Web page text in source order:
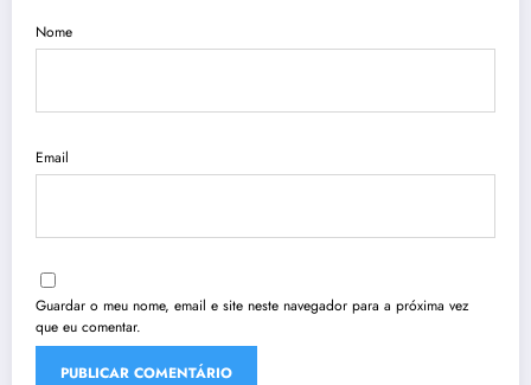
Nome
Email
Guardar o meu nome, email e site neste navegador para a próxima vez
que eu comentar.